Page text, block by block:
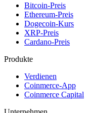
Bitcoin-Preis
Ethereum-Preis
Dogecoin-Kurs
XRP-Preis
Cardano-Preis
Produkte
Verdienen
Coinmerce-App
Coinmerce Capital